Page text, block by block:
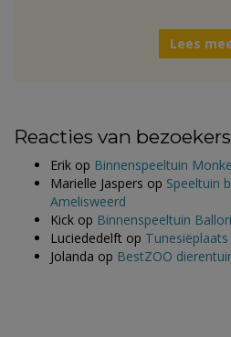
Lees
Reacties van bezoekers
Erik op Binnenspeeltuin
Marielle Jaspers op Speeltuin
Amelisweerd
Kick op Binnenspeeltuin
Luciededelft op Tunesiëplaats
Jolanda op BestZOO